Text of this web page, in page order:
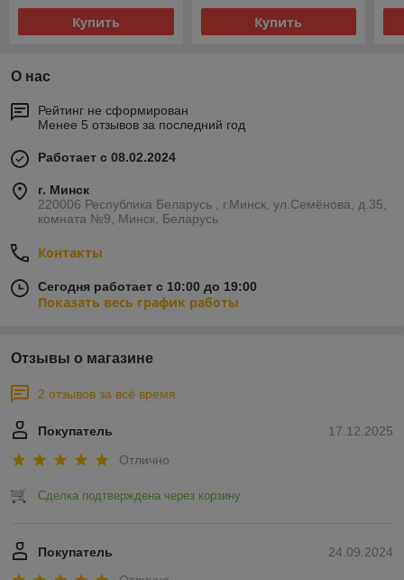
Купить Купить
О нас
Рейтинг не сформирован
Менее 5 отзывов за последний год
Работает с 08.02.2024
г. Минск
220006 Республика Беларусь , г.Минск, ул.Семёнова, д.35,
комната №9, Минск, Беларусь
Контакты
Сегодня работает с 10:00 до 19:00
Показать весь график работы
Отзывы о магазине
2 отзывов за всё время
17.12.2025
Покупатель
Отлично
Сделка подтверждена через корзину
24.09.2024
Покупатель